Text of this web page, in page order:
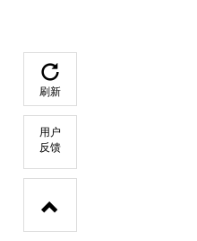
刷新
用户
反馈